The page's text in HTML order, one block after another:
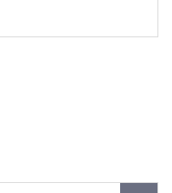
was: is: